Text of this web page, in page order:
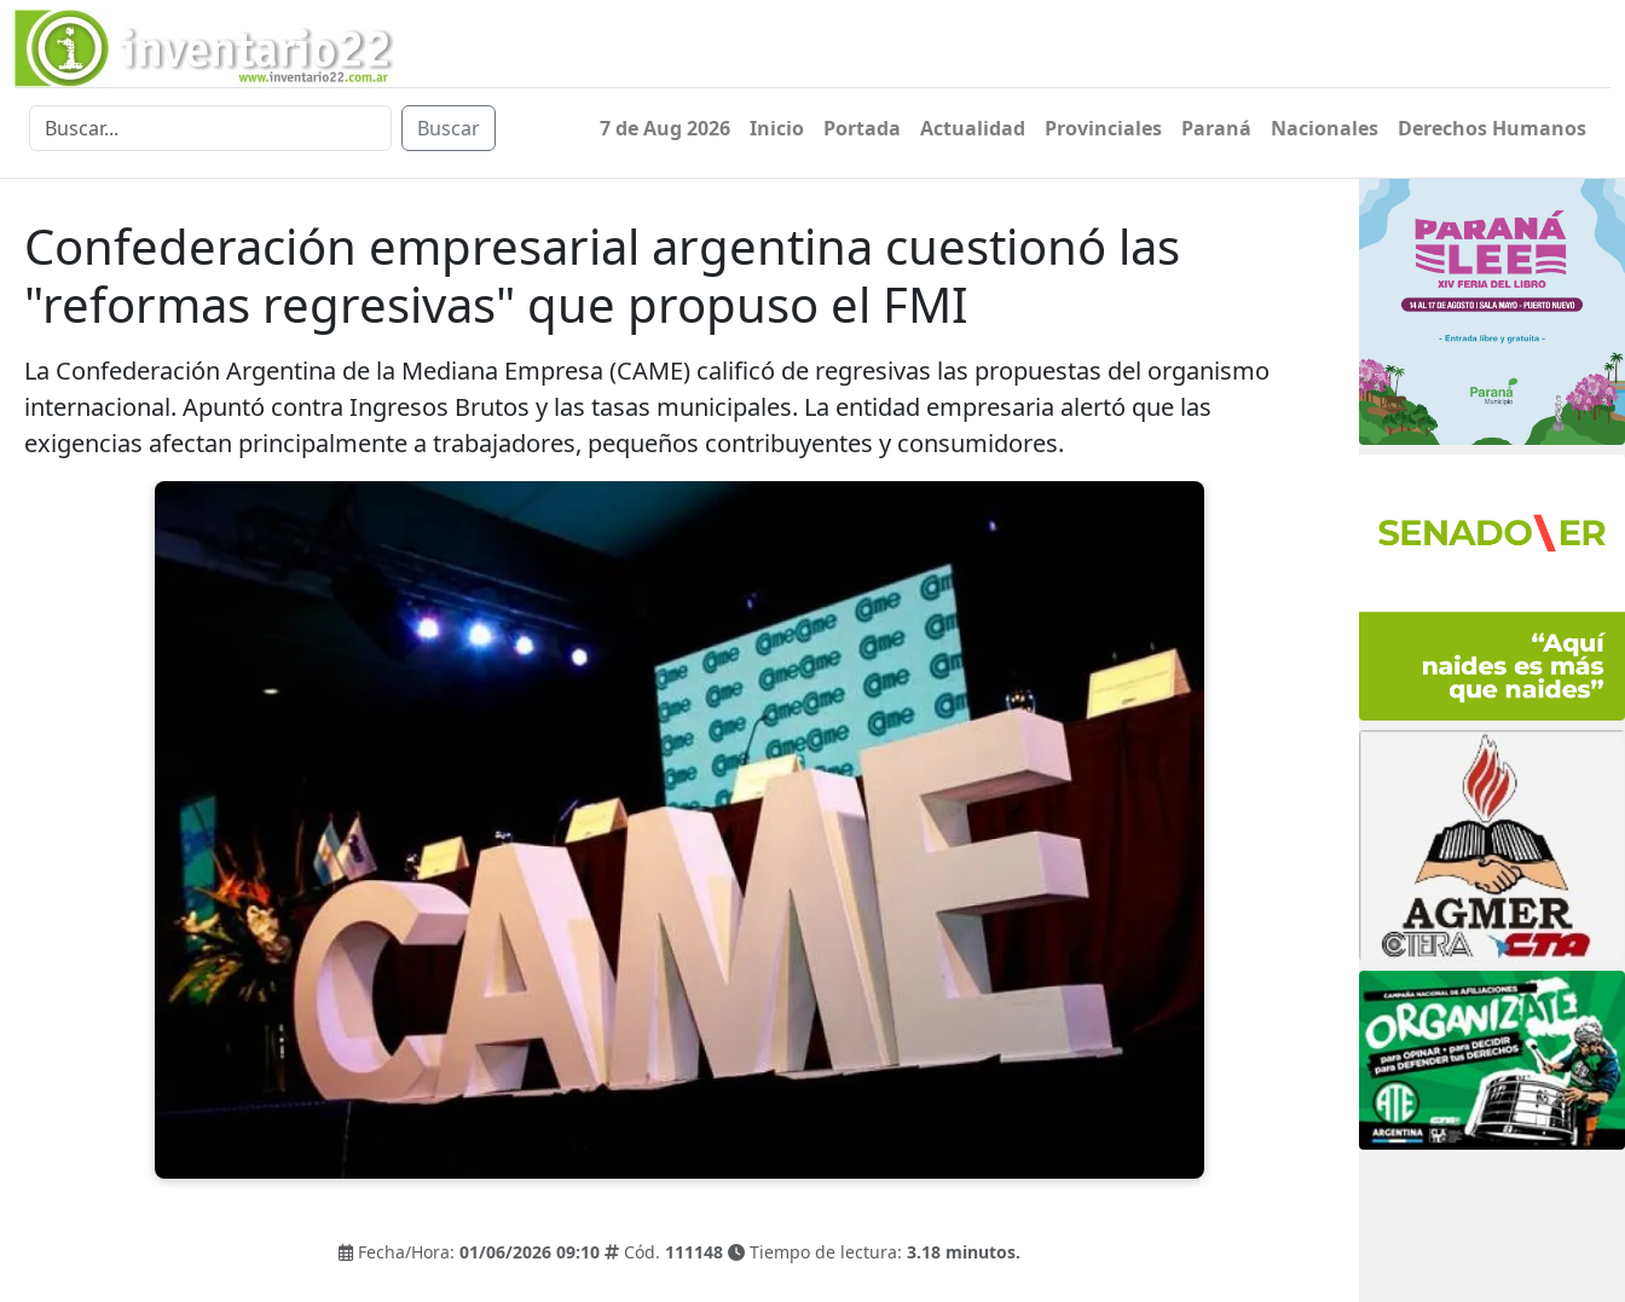
Buscar 7 de Aug 2026 Inicio Portada Actualidad Provinciales Paraná Nacionales Derechos Humanos
Confederación empresarial argentina cuestionó las
"reformas regresivas" que propuso el FMI
La Confederación Argentina de la Mediana Empresa (CAME) calificó de regresivas las propuestas del organismo
internacional. Apuntó contra Ingresos Brutos y las tasas municipales. La entidad empresaria alertó que las
exigencias afectan principalmente a trabajadores, pequeños contribuyentes y consumidores.
Fecha/Hora: 01/06/2026 09:10 Cód. 111148 Tiempo de lectura: 3.18 minutos.